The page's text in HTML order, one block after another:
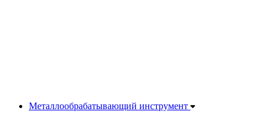
Металлообрабатывающий инструмент